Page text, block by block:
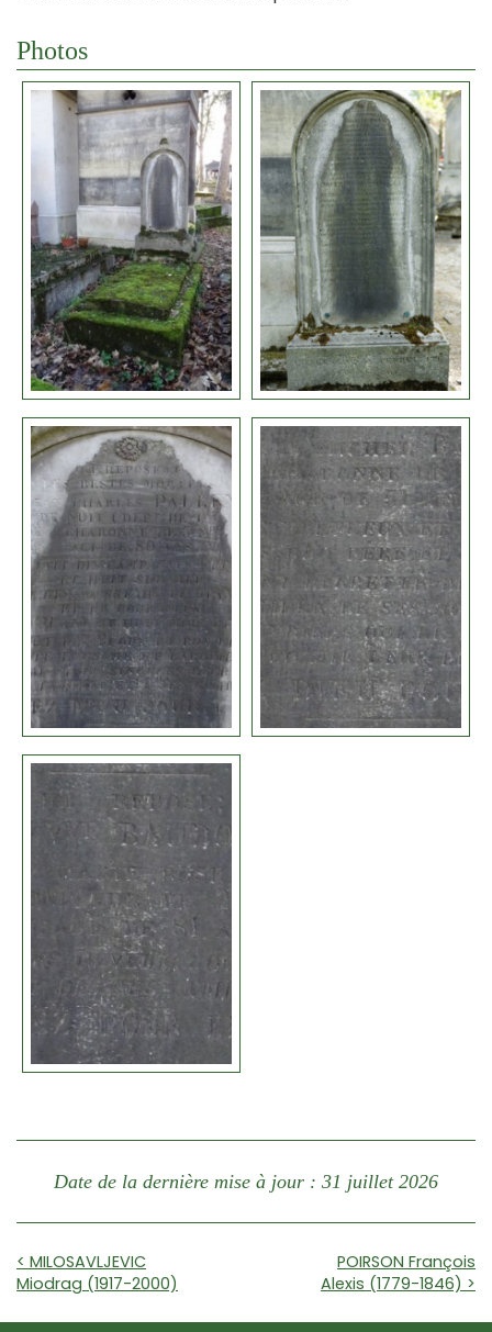
Photos
Date de la dernière mise à jour : 31 juillet 2026
< MILOSAVLJEVIC
Miodrag (1917-2000)
POIRSON François
Alexis (1779-1846) >